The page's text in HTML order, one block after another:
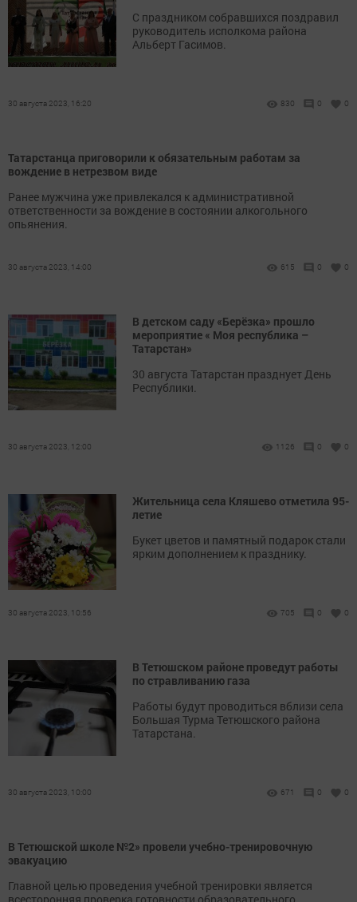
С праздником собравшихся поздравил
руководитель исполкома района
Альберт Гасимов.
30 августа 2023, 16:20 830 0 0
Татарстанца приговорили к обязательным работам за
вождение в нетрезвом виде
Ранее мужчина уже привлекался к административной
ответственности за вождение в состоянии алкогольного
опьянения.
30 августа 2023, 14:00 615 0 0
В детском саду «Берёзка» прошло
мероприятие « Моя республика –
Татарстан»
30 августа Татарстан празднует День
Республики.
30 августа 2023, 12:00 1126 0 0
Жительница села Кляшево отметила 95-
летие
Букет цветов и памятный подарок стали
ярким дополнением к празднику.
30 августа 2023, 10:56 705 0 0
В Тетюшском районе проведут работы
по стравливанию газа
Работы будут проводиться вблизи села
Большая Турма Тетюшского района
Татарстана.
30 августа 2023, 10:00 671 0 0
В Тетюшской школе №2» провели учебно-тренировочную
эвакуацию
Главной целью проведения учебной тренировки является